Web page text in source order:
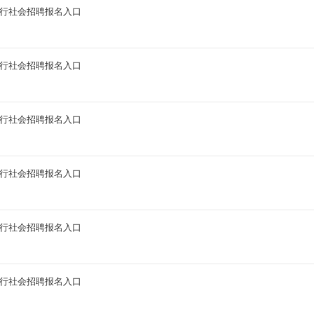
社会招聘报名入口
社会招聘报名入口
社会招聘报名入口
社会招聘报名入口
社会招聘报名入口
社会招聘报名入口